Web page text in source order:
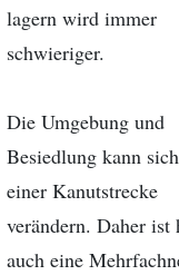
lagern wird immer
schwieriger.
Die Umgebung und
Besiedlung kann
einer Kanutstrecke
verändern. Daher ist
auch eine